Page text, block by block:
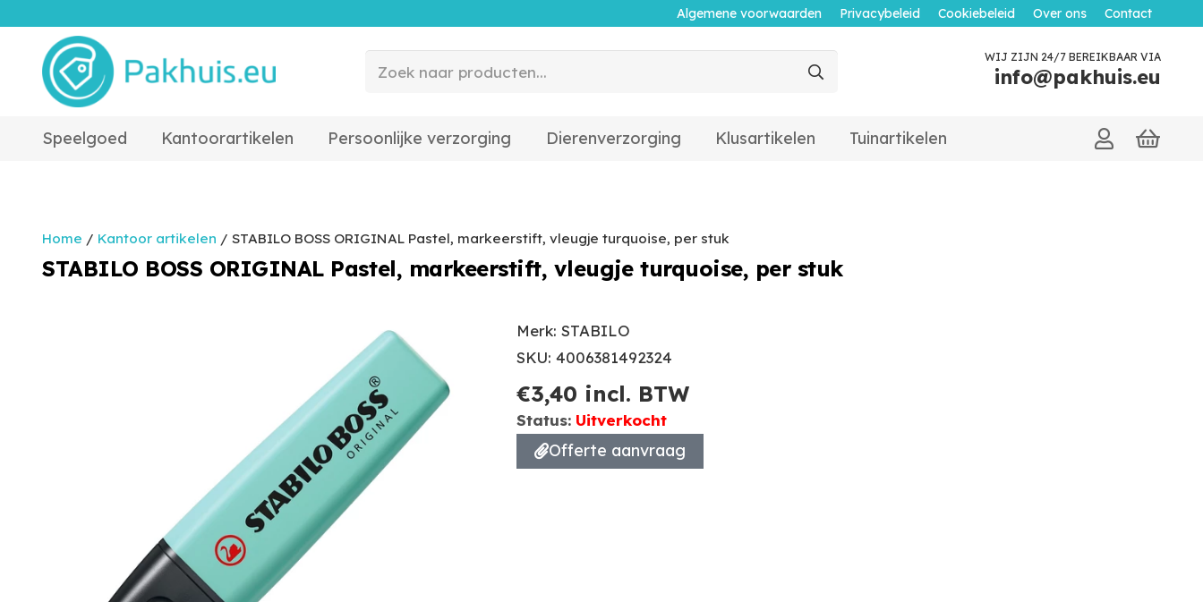
Algemene voorwaarden Privacybeleid Cookiebeleid Over ons Contact
WIJ ZIJN 24/7 BEREIKBAAR VIA
info@pakhuis.eu
Speelgoed Kantoorartikelen Persoonlijke verzorging Dierenverzorging Klusartikelen Tuinartikelen
Home / Kantoor artikelen / STABILO BOSS ORIGINAL Pastel, markeerstift, vleugje turquoise, per stuk
STABILO BOSS ORIGINAL Pastel, markeerstift, vleugje turquoise, per stuk
Merk: STABILO
SKU: 4006381492324
€3,40 incl. BTW
Status: Uitverkocht
Offerte aanvraag